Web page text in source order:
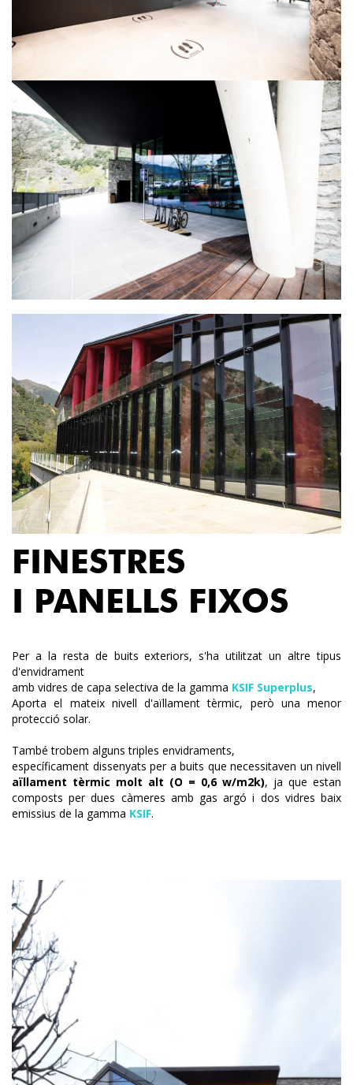
FINESTRES
I PANELLS FIXOS
Per a la resta de buits exteriors, s'ha utilitzat un altre tipus
d'envidrament
amb vidres de capa selectiva de la gamma KSIF Superplus,
Aporta el mateix nivell d'aïllament tèrmic, però una menor
protecció solar.
També trobem alguns triples envidraments,
específicament dissenyats per a buits que necessitaven un nivell
aïllament tèrmic molt alt (O = 0,6 w/m2k), ja que estan
composts per dues càmeres amb gas argó i dos vidres baix
emissius de la gamma KSIF.